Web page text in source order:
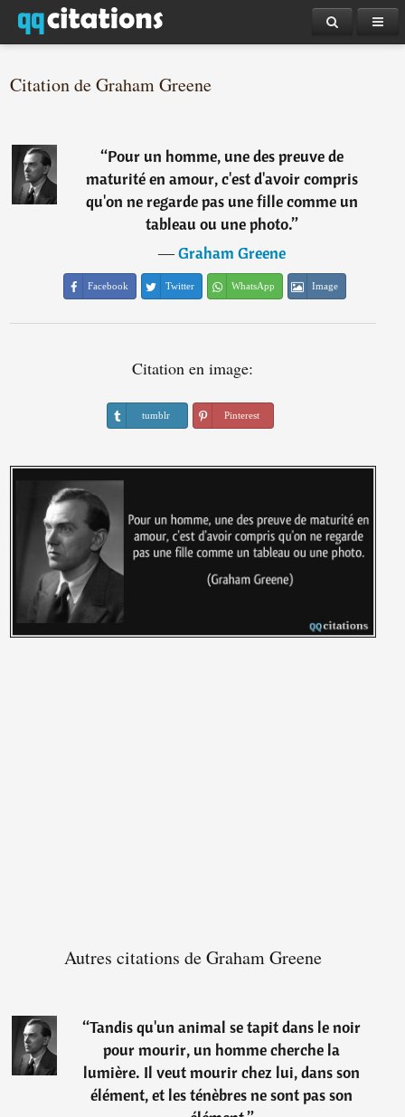
Citation de Graham Greene
“Pour un homme, une des preuve de
maturité en amour, c'est d'avoir compris
qu'on ne regarde pas une fille comme un
tableau ou une photo.”
―Graham Greene
Facebook Twitter WhatsApp Image
Citation en image:
tumblr Pinterest
Autres citations de Graham Greene
“Tandis qu'un animal se tapit dans le noir
pour mourir, un homme cherche la
lumière. Il veut mourir chez lui, dans son
élément, et les ténèbres ne sont pas son